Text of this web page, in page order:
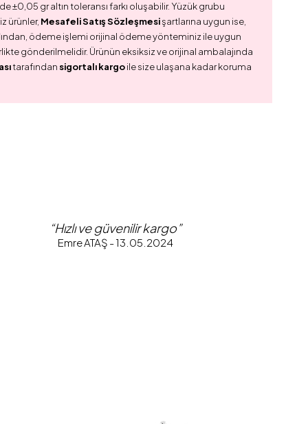
gr altın toleransı farkı oluşabilir. Yüzük grubu
ürünler, Mesafeli Satış Sözleşmesişartlarına uygun ise,
ödeme işlemi orijinal ödeme yönteminiz ile uygun
gönderilmelidir. Ürünün eksiksiz ve orijinal ambalajında
tarafından sigortalı kargoile size ulaşana kadar koruma
“Hızlı ve güvenilir kargo”
Emre ATAŞ - 13.05.2024